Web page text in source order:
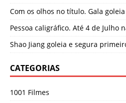
Com os olhos no título. Gala
Pessoa caligráfico. Até 4 de Julho
Shao Jiang goleia e segura
CATEGORIAS
1001 Filmes